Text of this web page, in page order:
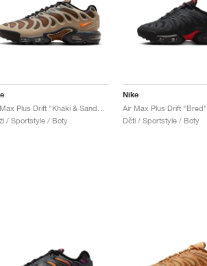
/ Sportstyle / Boty
Nike
Air Max Plus Drift "Bred"
Děti / Sportstyle / Boty